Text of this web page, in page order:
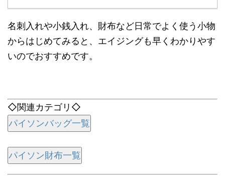
名刺入れや小銭入れ、財布など日常でよく使う小物
からはじめてみると、エイジングも早くわかりやす
いのでおすすめです。
◇関連カテゴリ◇
パイソンバッグ一覧
パイソン財布一覧